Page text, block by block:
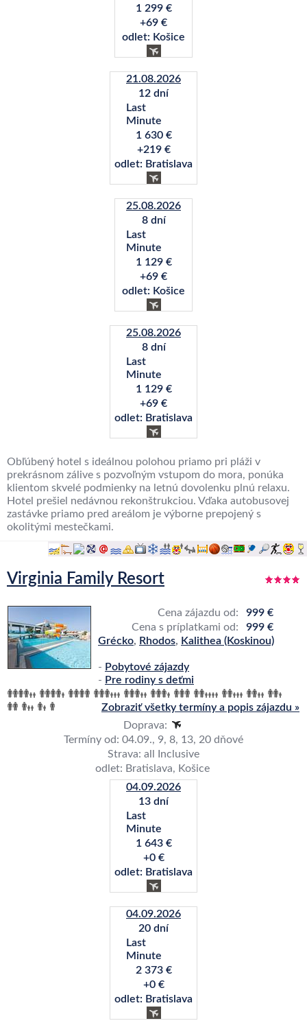
1 299 €
+69 €
odlet: Košice
21.08.2026
12 dní
Last
Minute
1 630 €
+219 €
odlet: Bratislava
25.08.2026
8 dní
Last
Minute
1 129 €
+69 €
odlet: Košice
25.08.2026
8 dní
Last
Minute
1 129 €
+69 €
odlet: Bratislava
Obľúbený hotel s ideálnou polohou priamo pri pláži v
prekrásnom zálive s pozvoľným vstupom do mora, ponúka
klientom skvelé podmienky na letnú dovolenku plnú relaxu.
Hotel prešiel nedávnou rekonštrukciou. Vďaka autobusovej
zastávke priamo pred areálom je výborne prepojený s
okolitými mestečkami.
Virginia Family Resort
Cena zájazdu od:
999 €
Cena s príplatkami od:
999 €
Grécko, Rhodos, Kalithea (Koskinou)
- Pobytové zájazdy
- Pre rodiny s deťmi
Zobraziť všetky termíny a popis zájazdu »
Doprava:
Termíny od: 04.09., 9, 8, 13, 20 dňové
Strava: all Inclusive
odlet: Bratislava, Košice
04.09.2026
13 dní
Last
Minute
1 643 €
+0 €
odlet: Bratislava
04.09.2026
20 dní
Last
Minute
2 373 €
+0 €
odlet: Bratislava